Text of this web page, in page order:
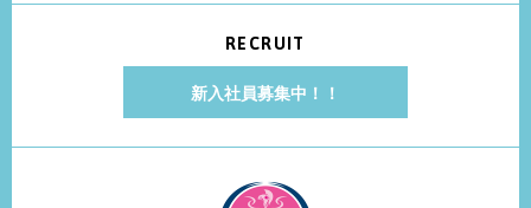
RECRUIT
新入社員募集中！！